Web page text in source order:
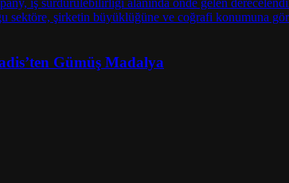
Gümüş Madalya